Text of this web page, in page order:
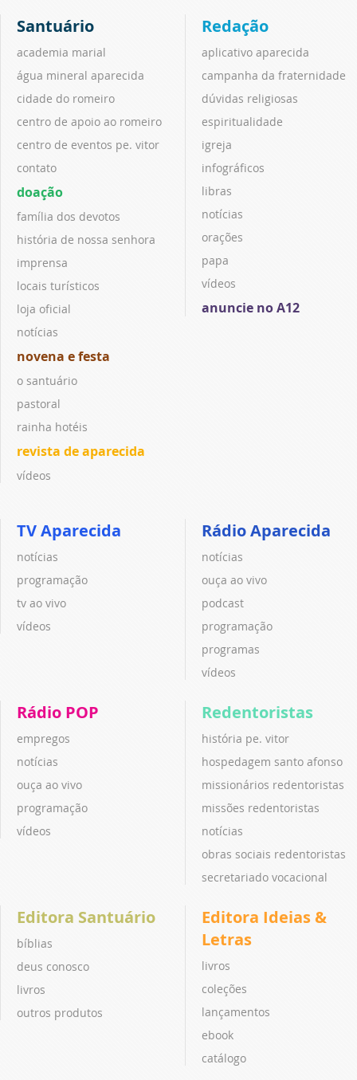
Santuário
academia marial
água mineral aparecida
cidade do romeiro
centro de apoio ao romeiro
centro de eventos pe. vitor
contato
doação
família dos devotos
história de nossa senhora
imprensa
locais turísticos
loja oficial
notícias
novena e festa
o santuário
pastoral
rainha hotéis
revista de aparecida
vídeos
Redação
aplicativo aparecida
campanha da fraternidade
dúvidas religiosas
espiritualidade
igreja
infográficos
libras
notícias
orações
papa
vídeos
anuncie no A12
TV Aparecida
notícias
programação
tv ao vivo
vídeos
Rádio Aparecida
notícias
ouça ao vivo
podcast
programação
programas
vídeos
Rádio POP
empregos
notícias
ouça ao vivo
programação
vídeos
Redentoristas
história pe. vitor
hospedagem santo afonso
missionários redentoristas
missões redentoristas
notícias
obras sociais redentoristas
secretariado vocacional
Editora Santuário
bíblias
deus conosco
livros
outros produtos
Editora Ideias &
Letras
livros
coleções
lançamentos
ebook
catálogo